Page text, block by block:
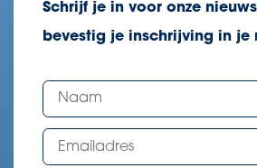
Schrijf je in voor onze
bevestig je inschrijving in je